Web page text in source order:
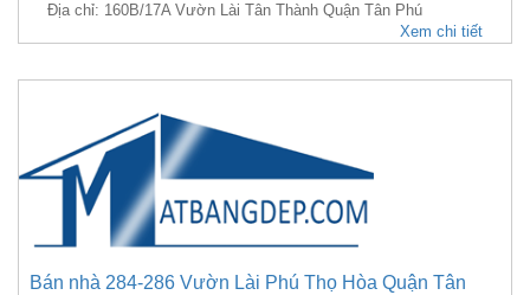
Địa chỉ: 160B/17A Vườn Lài Tân Thành Quận Tân Phú
Xem chi tiết
Bán nhà 284-286 Vườn Lài Phú Thọ Hòa Quận Tân